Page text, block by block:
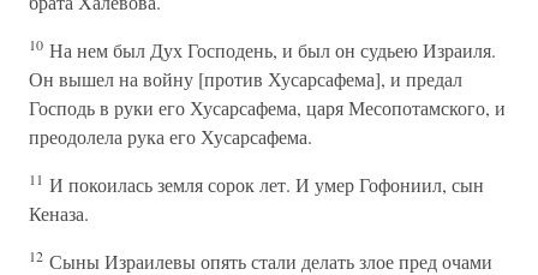
10 На нем был Дух Господень, и был он судьею Израиля.
Он вышел на войну [против Хусарсафема], и предал
Господь в руки его Хусарсафема, царя Месопотамского, и
преодолела рука его Хусарсафема.
11 И покоилась земля сорок лет. И умер Гофониил, сын
Кеназа.
12 Сыны Израилевы опять стали делать злое пред очами